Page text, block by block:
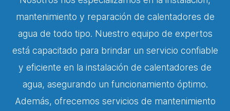
mantenimiento y reparación de calentadores de
agua de todo tipo. Nuestro equipo de expertos
está capacitado para brindar un servicio confiable
y eficiente en la instalación de calentadores de
agua, asegurando un funcionamiento óptimo.
Además, ofrecemos servicios de mantenimiento